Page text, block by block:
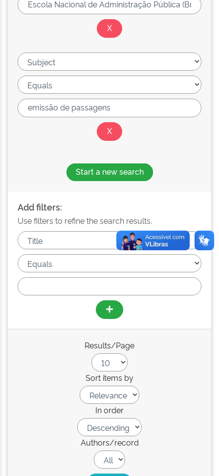
Start a new search
Add filters:
Use filters to refine the search results.
Results/Page
Sort items by
In order
Authors/record